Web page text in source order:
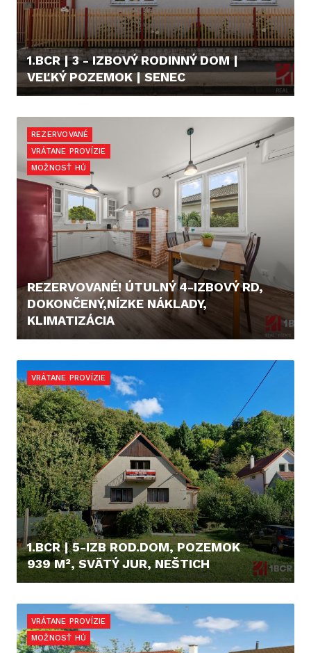
1.BCR | 3 - IZBOVÝ RODINNÝ DOM |
VEĽKÝ POZEMOK | SENEC
REZERVOVANÉ
VRÁTANE PROVÍZIE
MOŽNOSŤ HÚ
REZERVOVANÉ! ÚTULNÝ 4-IZBOVÝ RD,
DOKONČENÝ,NÍZKE NÁKLADY,
KLIMATIZÁCIA
VRÁTANE PROVÍZIE
1.BCR | 5-IZB ROD.DOM, POZEMOK
939 M², SVÄTÝ JUR, NEŠTICH
VRÁTANE PROVÍZIE
MOŽNOSŤ HÚ